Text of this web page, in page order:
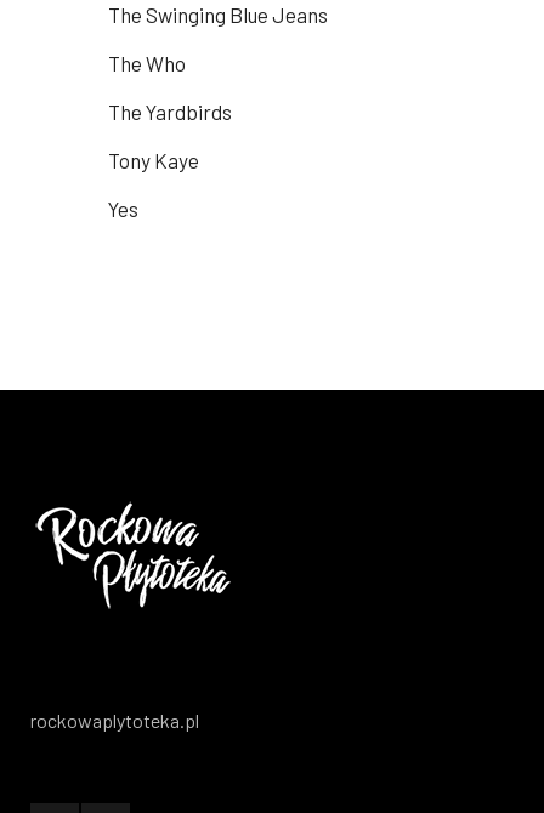
The Swinging Blue Jeans
The Who
The Yardbirds
Tony Kaye
Yes
rockowaplytoteka.pl